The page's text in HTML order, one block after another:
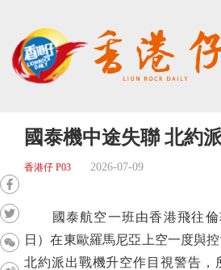
國泰機中途失聯 北約
香港仔 P03 2026-07-09
國泰航空一班由香港飛往倫
日）在東歐羅馬尼亞上空一度與
北約派出戰機升空作目視警告，